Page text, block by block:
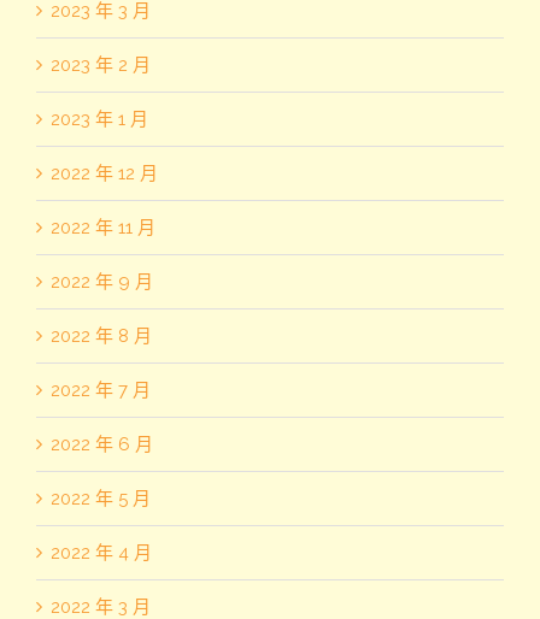
2023 年 3 月
2023 年 2 月
2023 年 1 月
2022 年 12 月
2022 年 11 月
2022 年 9 月
2022 年 8 月
2022 年 7 月
2022 年 6 月
2022 年 5 月
2022 年 4 月
2022 年 3 月